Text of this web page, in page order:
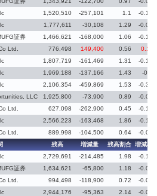
1,520,510 -257,101 1.1
-0.19
1,777,611 -30,108 1.29
-0.02
証券 1,466,621 -168,000 1.06
-0.12
Ltd. 776,498 149,400 0.56
0.11
1,807,719 -161,469 1.31
-0.12
1,969,188 -137,166 1.43
-0.1
2,106,354 -459,869 1.53
-0.33
LLC 1,925,800 -73,900 0.89
-0.03
Ltd. 627,098 -262,900 0.45
-0.19
2,566,223 -163,468 1.86
-0.12
Ltd. 889,998 -104,500 0.64
-0.08
残高 増減量 残高割合 増減率
2,729,691 -214,485 1.98
-0.16
証券 1,634,621 -65,800 1.18
-0.05
Ltd. 994,498 -118,900 0.72
-0.09
2,944,176 -95,363 2.14
-0.07